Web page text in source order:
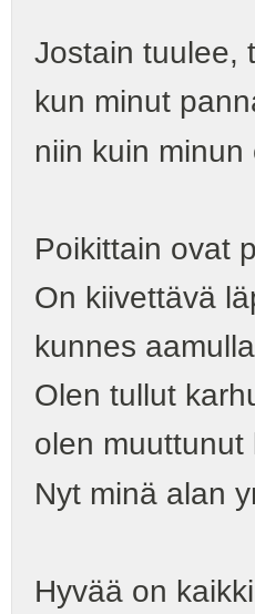
Jostain tuulee,
kun minut
niin kuin
Poikittain ovat
On kiivettävä
kunnes
Olen tullut
olen
Nyt minä alan
Hyvää on